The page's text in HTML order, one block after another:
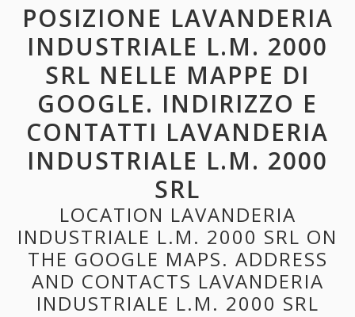
POSIZIONE LAVANDERIA
INDUSTRIALE L.M. 2000
SRL NELLE MAPPE DI
GOOGLE. INDIRIZZO E
CONTATTI LAVANDERIA
INDUSTRIALE L.M. 2000
SRL
LOCATION LAVANDERIA
INDUSTRIALE L.M. 2000 SRL ON
THE GOOGLE MAPS. ADDRESS
AND CONTACTS LAVANDERIA
INDUSTRIALE L.M. 2000 SRL